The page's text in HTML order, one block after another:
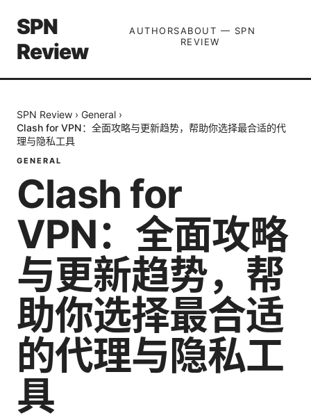
SPN
Review
AUTHORSABOUT — SPN
REVIEW
SPN Review › General ›
Clash for VPN：全面攻略与更新趋势，帮助你选择最合适的代
理与隐私工具
GENERAL
Clash for
VPN：全面攻略
与更新趋势，帮
助你选择最合适
的代理与隐私工
具